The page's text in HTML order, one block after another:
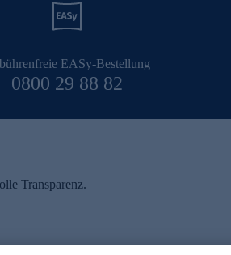
EASy-Bestellung
0800 29 88 82
Transparenz.